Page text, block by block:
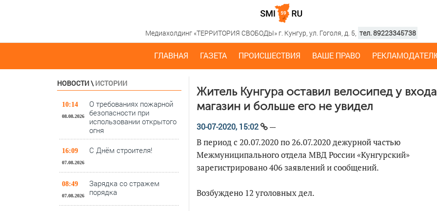
Медиахолдинг «ТЕРРИТОРИЯ СВОБОДЫ» г. Кунгур, ул. Гоголя, д. 5, тел. 89223345738
ГЛАВНАЯ ГАЗЕТА ПРОИСШЕСТВИЯ ВАШЕ ПРАВО
НОВОСТИ\ ИСТОРИИ
10:14
08.08.2026
О требованиях пожарной
безопасности при
использовании открытого
огня
16:09
07.08.2026
С Днём строителя!
08:49
07.08.2026
Зарядка со стражем
порядка
Житель Кунгура оставил велосипед у
магазин и больше его не увидел
30-07-2020, 15:02 ---
В период с 20.07.2020 по 26.07.2020 дежурной частью
Межмуниципального отдела МВД России «Кунгурский»
зарегистрировано 406 заявлений и сообщений.
Возбуждено 12 уголовных дел.